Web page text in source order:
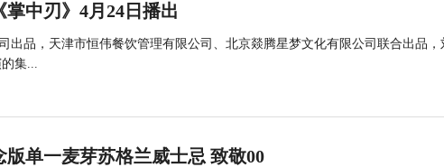
中刃》4月24日播出
出品，天津市恒伟餐饮管理有限公司、北京燚腾星梦文化有限公司联合出品，
集...
单一麦芽苏格兰威士忌 致敬00